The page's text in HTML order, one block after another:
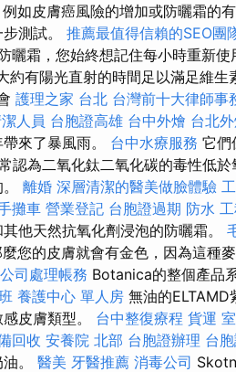
如皮膚癌風險的增加或防曬霜的
測試。 推薦最值得信賴的SEO團
曬霜，您始終想記住每小時重新使
有陽光直射的時間足以滿足維生
護理之家 台北 台灣前十大律師事
人員 台胞證高雄 台中外燴 台北
來了暴風雨。 台中水療服務 它們
認為二氧化鈦二氧化碳的毒性低於
離婚 深層清潔的醫美做臉體驗
攤車 營業登記 台胞證過期 防水
他天然抗氧化劑浸泡的防曬霜。
您的皮膚就會有金色，因為這種
司處理帳務 Botanica的整個產品
養護中心 單人房 無油的ELTAMD
皮膚類型。 台中整復療程 貨運
回收 安養院 北部 台胞證辦理 台
。 醫美 牙醫推薦 消毒公司